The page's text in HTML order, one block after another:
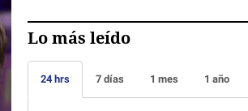
Lo más leído
24 hrs 7 días 1 mes 1 año